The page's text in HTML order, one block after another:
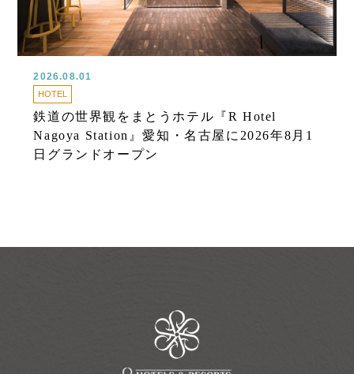
2026.08.01
HOTEL
鉄道の世界観をまとうホテル『R Hotel
Nagoya Station』愛知・名古屋に2026年8月1
日グランドオープン